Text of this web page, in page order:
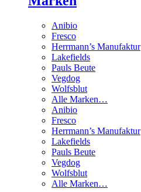
Anibio
Fresco
Herrmann’s Manufaktur
Lakefields
Pauls Beute
Vegdog
Wolfsblut
Alle Marken…
Anibio
Fresco
Herrmann’s Manufaktur
Lakefields
Pauls Beute
Vegdog
Wolfsblut
Alle Marken…